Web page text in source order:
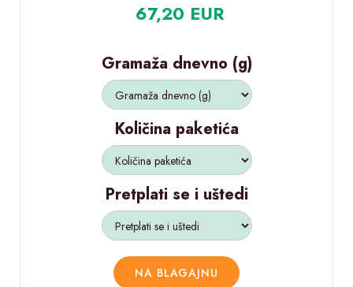
67,20 EUR
Gramaža dnevno (g)
Količina paketića
Pretplati se i uštedi
NA BLAGAJNU